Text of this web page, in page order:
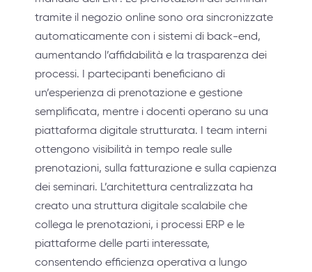
tramite il negozio online sono ora sincronizzate
automaticamente con i sistemi di back-end,
aumentando l’affidabilità e la trasparenza dei
processi. I partecipanti beneficiano di
un’esperienza di prenotazione e gestione
semplificata, mentre i docenti operano su una
piattaforma digitale strutturata. I team interni
ottengono visibilità in tempo reale sulle
prenotazioni, sulla fatturazione e sulla capienza
dei seminari. L’architettura centralizzata ha
creato una struttura digitale scalabile che
collega le prenotazioni, i processi ERP e le
piattaforme delle parti interessate,
consentendo efficienza operativa a lungo